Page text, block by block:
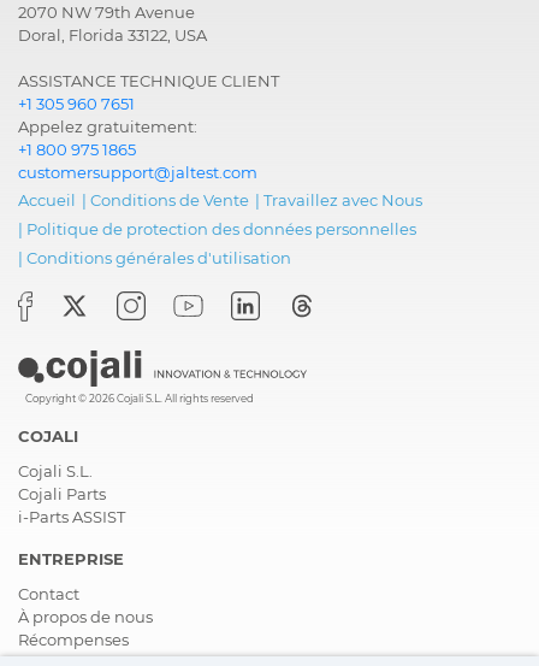
2070 NW 79th Avenue
Doral, Florida 33122, USA
ASSISTANCE TECHNIQUE CLIENT
+1 305 960 7651
Appelez gratuitement:
+1 800 975 1865
customersupport@jaltest.com
Accueil | Conditions de Vente | Travaillez avec Nous
| Politique de protection des données personnelles
| Conditions générales d'utilisation
Copyright © 2026 Cojali S.L. All rights reserved
COJALI
Cojali S.L.
Cojali Parts
i-Parts ASSIST
ENTREPRISE
Contact
À propos de nous
Récompenses
Certifications